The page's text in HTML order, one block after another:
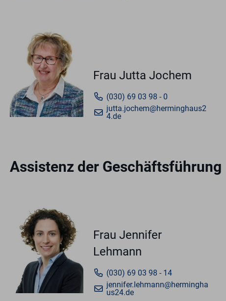
Frau Jutta Jochem
(030) 69 03 98 - 0
jutta.jochem@herminghaus2
4.de
Assistenz der Geschäftsführung
Frau Jennifer
Lehmann
(030) 69 03 98 - 14
jennifer.lehmann@hermingha
us24.de